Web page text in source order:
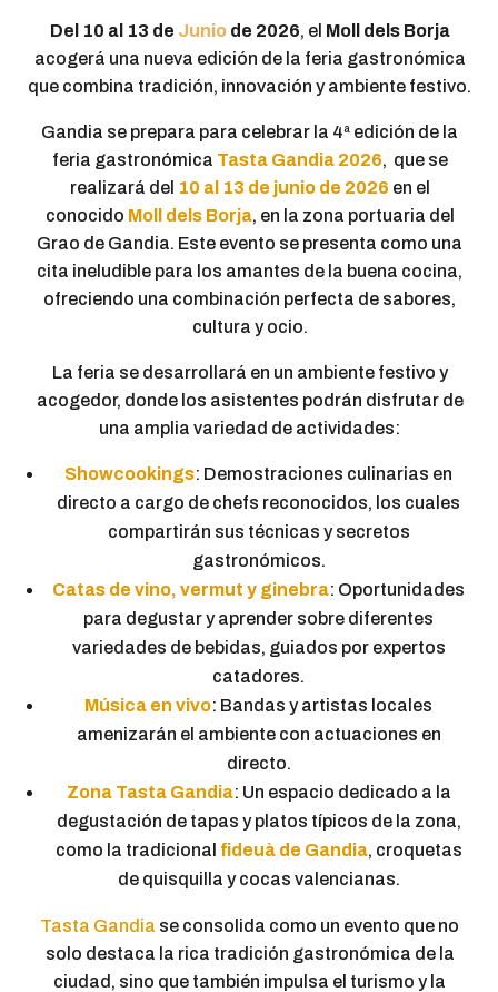
Del 10 al 13 de Juniode 2026, el Moll dels Borja
acogerá una nueva edición de la feria gastronómica
que combina tradición, innovación y ambiente festivo.
Gandia se prepara para celebrar la 4ª edición de la
feria gastronómica Tasta Gandia 2026, que se
realizará del 10 al 13 de junio de 2026 en el
conocido Moll dels Borja, en la zona portuaria del
Grao de Gandia. Este evento se presenta como una
cita ineludible para los amantes de la buena cocina,
ofreciendo una combinación perfecta de sabores,
cultura y ocio.
La feria se desarrollará en un ambiente festivo y
acogedor, donde los asistentes podrán disfrutar de
una amplia variedad de actividades:
Showcookings: Demostraciones culinarias en
directo a cargo de chefs reconocidos, los cuales
compartirán sus técnicas y secretos
gastronómicos.
Catas de vino, vermut y ginebra: Oportunidades
para degustar y aprender sobre diferentes
variedades de bebidas, guiados por expertos
catadores.
Música en vivo: Bandas y artistas locales
amenizarán el ambiente con actuaciones en
directo.
Zona Tasta Gandia: Un espacio dedicado a la
degustación de tapas y platos típicos de la zona,
como la tradicional fideuà de Gandia, croquetas
de quisquilla y cocas valencianas.
Tasta Gandia se consolida como un evento que no
solo destaca la rica tradición gastronómica de la
ciudad, sino que también impulsa el turismo y la